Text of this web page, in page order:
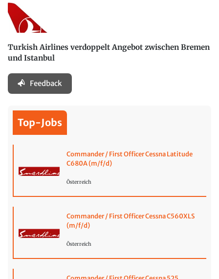
Turkish Airlines verdoppelt Angebot zwischen Bremen
und Istanbul
Feedback
Top-Jobs
Commander / First Officer Cessna Latitude
C680A (m/f/d)
Österreich
Commander / First Officer Cessna C560XLS
(m/f/d)
Österreich